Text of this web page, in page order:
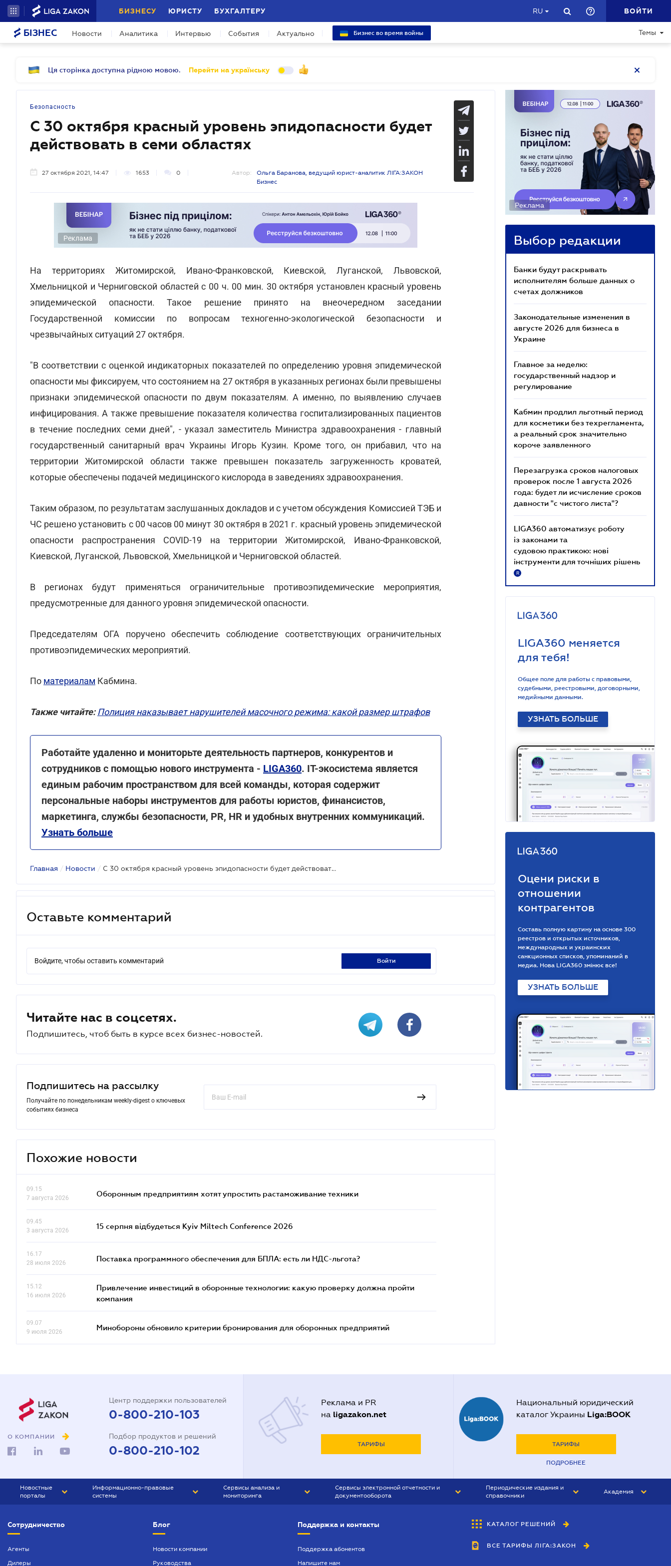
БИЗНЕСУ ЮРИСТУ БУХГАЛТЕРУ RU ВОЙТИ
БІЗНЕС Новости Аналитика Интервью События Актуально Бизнес во время войны Темы
Ця сторінка доступна рідною мовою. Перейти на українську
Безопасность
С 30 октября красный уровень эпидопасности будет
действовать в семи областях
27 октября 2021, 14:47 1653 0 Автор:
Ольга Баранова, ведущий юрист-аналитик ЛІГА:ЗАКОН
Бизнес
Реклама
На территориях Житомирской, Ивано-Франковской, Киевской, Луганской, Львовской,
Хмельницкой и Черниговской областей с 00 ч. 00 мин. 30 октября установлен красный уровень
эпидемической опасности. Такое решение принято на внеочередном заседании
Государственной комиссии по вопросам техногенно-экологической безопасности и
чрезвычайных ситуаций 27 октября.
"В соответствии с оценкой индикаторных показателей по определению уровня эпидемической
опасности мы фиксируем, что состоянием на 27 октября в указанных регионах были превышены
признаки эпидемической опасности по двум показателям. А именно, по выявлению случаев
инфицирования. А также превышение показателя количества госпитализированных пациентов
в течение последних семи дней", - указал заместитель Министра здравоохранения - главный
государственный санитарный врач Украины Игорь Кузин. Кроме того, он прибавил, что на
территории Житомирской области также превышен показатель загруженность кроватей,
которые обеспечены подачей медицинского кислорода в заведениях здравоохранения.
Таким образом, по результатам заслушанных докладов и с учетом обсуждения Комиссией ТЭБ и
ЧС решено установить с 00 часов 00 минут 30 октября в 2021 г. красный уровень эпидемической
опасности распространения COVID-19 на территории Житомирской, Ивано-Франковской,
Киевской, Луганской, Львовской, Хмельницкой и Черниговской областей.
В регионах будут применяться ограничительные противоэпидемические мероприятия,
предусмотренные для данного уровня эпидемической опасности.
Председателям ОГА поручено обеспечить соблюдение соответствующих ограничительных
противоэпидемических мероприятий.
По материалам Кабмина.
Также читайте: Полиция наказывает нарушителей масочного режима: какой размер штрафов
Работайте удаленно и мониторьте деятельность партнеров, конкурентов и
сотрудников с помощью нового инструмента - LIGA360. IT-экосистема является
единым рабочим пространством для всей команды, которая содержит
персональные наборы инструментов для работы юристов, финансистов,
маркетинга, службы безопасности, PR, HR и удобных внутренних коммуникаций.
Узнать больше
Главная / Новости / С 30 октября красный уровень эпидопасности будет действовать в семи областях
Оставьте комментарий
Войдите, чтобы оставить комментарий войти
Читайте нас в соцсетях.
Подпишитесь, чтоб быть в курсе всех бизнес-новостей.
Подпишитесь на рассылку
Получайте по понедельникам weekly-digest о ключевых
событиях бизнеса
Похожие новости
09.15
7 августа 2026
Оборонным предприятиям хотят упростить растаможивание техники
09.45
3 августа 2026
15 серпня відбудеться Kyiv Miltech Conference 2026
16.17
28 июля 2026
Поставка программного обеспечения для БПЛА: есть ли НДС-льгота?
15.12
16 июля 2026
Привлечение инвестиций в оборонные технологии: какую проверку должна пройти
компания
09.07
9 июля 2026
Минобороны обновило критерии бронирования для оборонных предприятий
Реклама
Выбор редакции
Банки будут раскрывать
исполнителям больше данных о
счетах должников
Законодательные изменения в
августе 2026 для бизнеса в
Украине
Главное за неделю:
государственный надзор и
регулирование
Кабмин продлил льготный период
для косметики без техрегламента,
а реальный срок значительно
короче заявленного
Перезагрузка сроков налоговых
проверок после 1 августа 2026
года: будет ли исчисление сроков
давности "с чистого листа"?
LIGA360 автоматизує роботу
із законами та
судовою практикою: нові
інструменти для точніших рішень
R
LIGA360 меняется
для тебя!
Общее поле для работы с правовыми,
судебными, реестровыми, договорными,
медийными данными.
УЗНАТЬ БОЛЬШЕ
Оцени риски в
отношении
контрагентов
Составь полную картину на основе 300
реестров и открытых источников,
международных и украинских
санкционных списков, упоминаний в
медиа. Нова LIGA360 змінює все!
УЗНАТЬ БОЛЬШЕ
О КОМПАНИИ
Центр поддержки пользователей
0-800-210-103
Подбор продуктов и решений
0-800-210-102
Реклама и PR
на ligazakon.net
ТАРИФЫ
Национальный юридический
каталог Украины Liga:BOOK
ТАРИФЫ
ПОДРОБНЕЕ
Новостные
порталы
БИЗНЕС
Информационно-правовые
системы
БУХГАЛТЕР ПРОФ
Сервисы анализа и
мониторинга
Сервисы электронной отчетности и
документооборота
Периодические издания и
справочники
БУХГАЛТЕР&ЗАКОН
ВЕСТНИК МСФО
Академия
Сотрудничество
Агенты
Дилеры
Блог
Новости компании
Руководства
Поддержка и контакты
Поддержка абонентов
Напишите нам
КАТАЛОГ РЕШЕНИЙ
ВСЕ ТАРИФЫ ЛІГА:ЗАКОН